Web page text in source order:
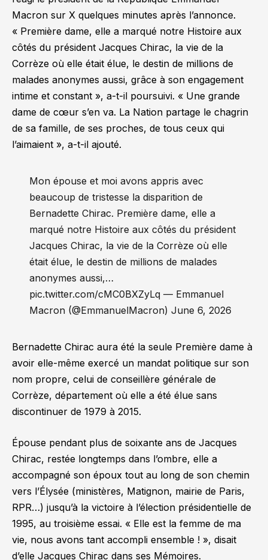
Macron sur X quelques minutes après l’annonce.
« Première dame, elle a marqué notre Histoire aux
côtés du président Jacques Chirac, la vie de la
Corrèze où elle était élue, le destin de millions de
malades anonymes aussi, grâce à son engagement
intime et constant », a-t-il poursuivi. « Une grande
dame de cœur s’en va. La Nation partage le chagrin
de sa famille, de ses proches, de tous ceux qui
l’aimaient », a-t-il ajouté.
Mon épouse et moi avons appris avec
beaucoup de tristesse la disparition de
Bernadette Chirac. Première dame, elle a
marqué notre Histoire aux côtés du président
Jacques Chirac, la vie de la Corrèze où elle
était élue, le destin de millions de malades
anonymes aussi,…
pic.twitter.com/cMC0BXZyLq — Emmanuel
Macron (@EmmanuelMacron) June 6, 2026
Bernadette Chirac aura été la seule Première dame à
avoir elle-même exercé un mandat politique sur son
nom propre, celui de conseillère générale de
Corrèze, département où elle a été élue sans
discontinuer de 1979 à 2015.
Épouse pendant plus de soixante ans de Jacques
Chirac, restée longtemps dans l’ombre, elle a
accompagné son époux tout au long de son chemin
vers l’Élysée (ministères, Matignon, mairie de Paris,
RPR…) jusqu’à la victoire à l’élection présidentielle de
1995, au troisième essai. « Elle est la femme de ma
vie, nous avons tant accompli ensemble ! », disait
d’elle Jacques Chirac dans ses Mémoires.